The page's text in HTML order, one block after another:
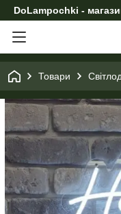
DoLampochki -
Товари